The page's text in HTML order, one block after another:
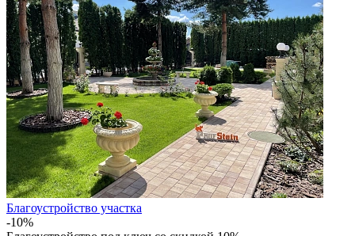
Благоустройство участка
-10%